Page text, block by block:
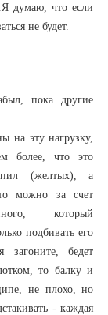
думаю, что если
не будет.
пока другие
на эту нагрузку,
более, что это
(желтых), а
можно за счет
который
подбивать его
загоните, бедет
то балку и
не плохо, но
- каждая